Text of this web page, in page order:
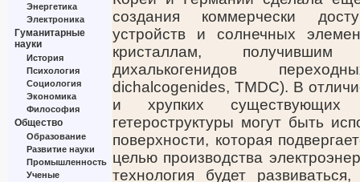
Энергетика
Электроника
Гуманитарные
науки
История
Психология
Социология
Экономика
Философия
Общество
Образование
Развитие науки
Промышленность
Ученые
создания коммерчески
устройств и солнечных
кристаллам, получившим
дихалькогенидов
dichalcogenides, TMDC). В
и хрупких существующих
гетероструктуры могут быть
поверхности, которая
целью производства
технология будет